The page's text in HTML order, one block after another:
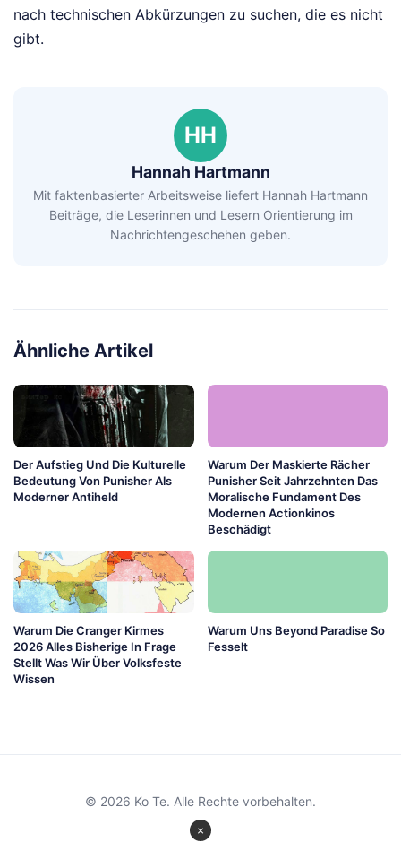
nach technischen Abkürzungen zu suchen, die es nicht
gibt.
HH
Hannah Hartmann
Mit faktenbasierter Arbeitsweise liefert Hannah Hartmann
Beiträge, die Leserinnen und Lesern Orientierung im
Nachrichtengeschehen geben.
Ähnliche Artikel
Der Aufstieg Und Die Kulturelle
Bedeutung Von Punisher Als
Moderner Antiheld
Warum Der Maskierte Rächer
Punisher Seit Jahrzehnten Das
Moralische Fundament Des
Modernen Actionkinos
Beschädigt
Warum Die Cranger Kirmes
2026 Alles Bisherige In Frage
Stellt Was Wir Über Volksfeste
Wissen
Warum Uns Beyond Paradise So
Fesselt
×
© 2026 Ko Te. Alle Rechte vorbehalten.